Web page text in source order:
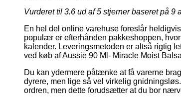
Vurderet til 3.6 ud af 5 stjerner baseret på 9
En hel del online varehuse foreslår
populær er efterhånden pakkeshoppen,
kalender. Leveringsmetoden er altså rigtig
ved køb af Aussie 90 Ml- Miracle Moist
Du kan ydermere påtænke at få varerne
dyrere, men lige så vel virkelig
ordren, men dette forudsætter at du bor